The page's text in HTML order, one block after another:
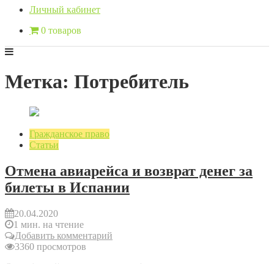
Личный кабинет
0 товаров
Метка: Потребитель
Гражданское право
Статьи
Отмена авиарейса и возврат денег за
билеты в Испании
20.04.2020
1 мин. на чтение
Добавить комментарий
3360 просмотров